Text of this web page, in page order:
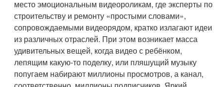
место эмоциональным видеороликам, где эксперты по
строительству и ремонту «простыми словами»,
сопровождаемыми видеорядом, кратко излагают идеи
из различных отраслей. При этом возникает масса
удивительных вещей, когда видео с ребёнком,
лепящим какую-то поделку, или пляшущий музыку
попугаем набирают миллионы просмотров, а канал,